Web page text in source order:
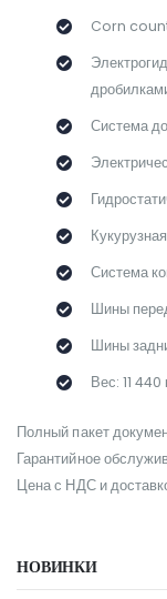
Corn
Система
Система
Шины
Шины
Вес: 11 440
Полный пакет
Гарантийное
Цена с НДС и
НОВИНКИ